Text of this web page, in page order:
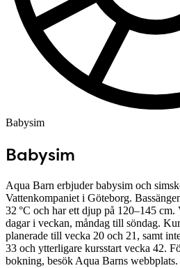
Babysim
Babysim
Aqua Barn erbjuder babysim och
Vattenkompaniet i Göteborg.
32 °C och har ett djup på 120–145 cm.
dagar i veckan, måndag till söndag.
planerade till vecka 20 och 21, samt
33 och ytterligare kursstart vecka 42.
bokning, besök Aqua Barns webbplats.